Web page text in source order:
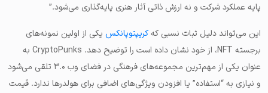
پایه عملکرد شرکت و نه ارزش ذاتی آثار هنری پایه‌گذاری می‌شود.”
این می‌تواند دلیل ثبات نسبی کهکریپتوپانکس یکی از اولین نمونه‌های
برجسته NFT، از خود نشان داده است را توضیح دهد. CryptoPunks به
عنوان یکی از مهم‌ترین مجموعه‌های فرهنگی در فضای وب ۳.۰ تلقی می‌شود
و نیازی به “استفاده” یا افزودن ویژگی‌های اضافی برای هولدرها ندارد. قیمت